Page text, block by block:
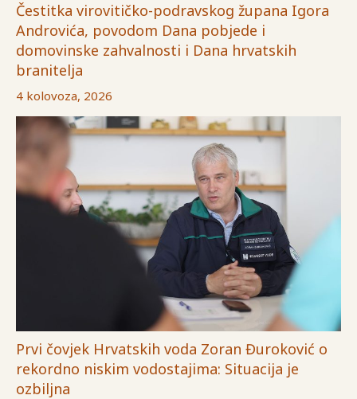
Čestitka virovitičko-podravskog župana Igora
Androvića, povodom Dana pobjede i
domovinske zahvalnosti i Dana hrvatskih
branitelja
4 kolovoza, 2026
Prvi čovjek Hrvatskih voda Zoran Đuroković o
rekordno niskim vodostajima: Situacija je
ozbiljna